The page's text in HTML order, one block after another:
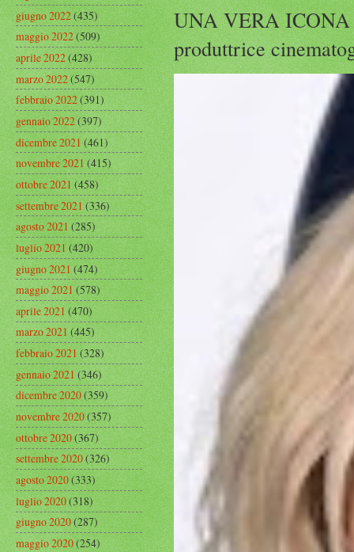
UNA VERA ICONA
produttrice
giugno 2022(435)
maggio 2022(509)
aprile 2022(428)
marzo 2022(547)
febbraio 2022(391)
gennaio 2022(397)
dicembre 2021(461)
novembre 2021(415)
ottobre 2021(458)
settembre 2021(336)
agosto 2021(285)
luglio 2021(420)
giugno 2021(474)
maggio 2021(578)
aprile 2021(470)
marzo 2021(445)
febbraio 2021(328)
gennaio 2021(346)
dicembre 2020(359)
novembre 2020(357)
ottobre 2020(367)
settembre 2020(326)
agosto 2020(333)
luglio 2020(318)
giugno 2020(287)
maggio 2020(254)